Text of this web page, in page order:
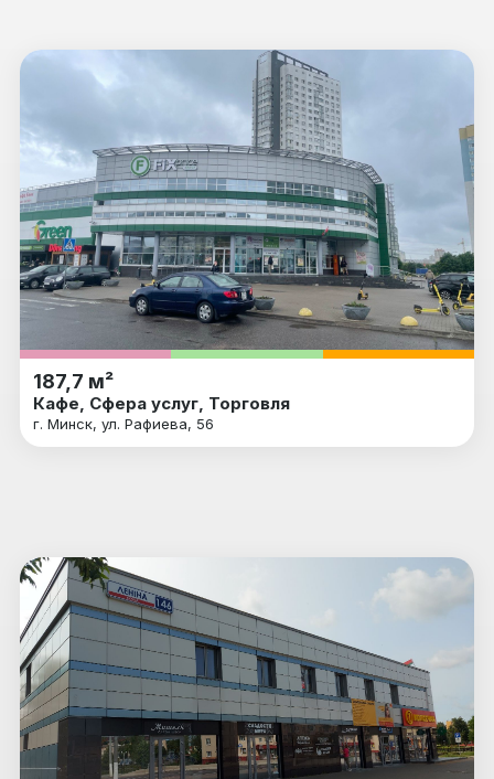
187,7 м²
Кафе, Сфера услуг, Торговля
г. Минск, ул. Рафиева, 56